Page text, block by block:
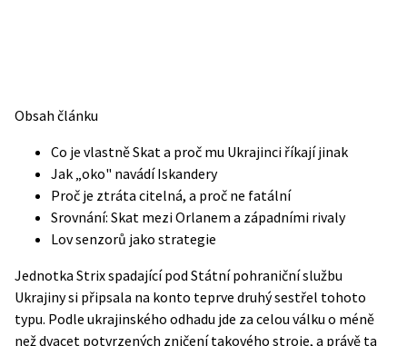
Obsah článku
Co je vlastně Skat a proč mu Ukrajinci říkají jinak
Jak „oko" navádí Iskandery
Proč je ztráta citelná, a proč ne fatální
Srovnání: Skat mezi Orlanem a západními rivaly
Lov senzorů jako strategie
Jednotka Strix spadající pod Státní pohraniční službu
Ukrajiny si připsala na konto teprve druhý sestřel tohoto
typu. Podle ukrajinského odhadu jde za celou válku o méně
než dvacet potvrzených zničení takového stroje, a právě ta